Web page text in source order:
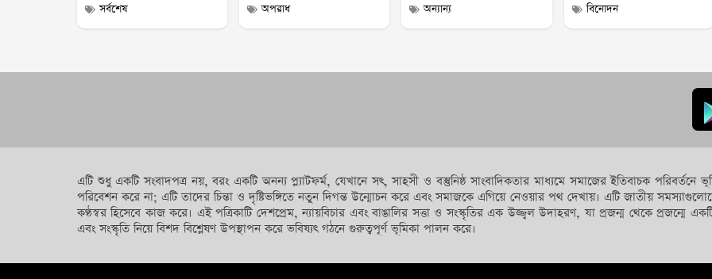
সর্বশেষ অপরাধ অন্যান্য বিনোদন
এটি শুধু একটি সংবাদপত্র নয়, বরং একটি অনন্য প্ল্যাটফর্ম, যেখানে সৎ, সাহসী ও বস্তুনিষ্ঠ সাংবাদিকতার মাধ্যমে সমাজের ইতিবাচক
পরিবেশন করে না; এটি তাদের চিন্তা ও দৃষ্টিভঙ্গিতে নতুন দিগন্ত উন্মোচন করে এবং সমাজকে এগিয়ে নেওয়ার পথ দেখায়। এটি জাতীয়
কণ্ঠস্বর হিসেবে কাজ করে। এই পত্রিকাটি দেশপ্রেম, ন্যায়বিচার এবং বাঙালির সত্তা ও সংস্কৃতির এক উজ্জ্বল উদাহরণ, যা প্রজন্ম থেকে প্রজন্মে
এবং সংস্কৃতি নিয়ে বিশদ বিশ্লেষণ উপস্থাপন করে ভবিষ্যৎ গঠনে গুরুত্বপূর্ণ ভূমিকা পালন করে।